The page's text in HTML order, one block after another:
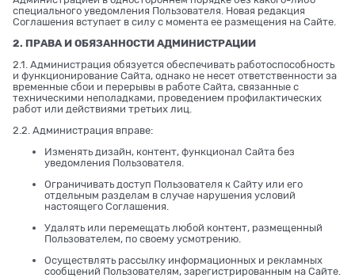
специального уведомления Пользователя. Новая редакция
Соглашения вступает в силу с момента ее размещения на Сайте.
2. ПРАВА И ОБЯЗАННОСТИ АДМИНИСТРАЦИИ
2.1. Администрация обязуется обеспечивать работоспособность
и функционирование Сайта, однако не несет ответственности за
временные сбои и перерывы в работе Сайта, связанные с
техническими неполадками, проведением профилактических
работ или действиями третьих лиц.
2.2. Администрация вправе:
Изменять дизайн, контент, функционал Сайта без
уведомления Пользователя.
Ограничивать доступ Пользователя к Сайту или его
отдельным разделам в случае нарушения условий
настоящего Соглашения.
Удалять или перемещать любой контент, размещенный
Пользователем, по своему усмотрению.
Осуществлять рассылку информационных и рекламных
сообщений Пользователям, зарегистрированным на Сайте.